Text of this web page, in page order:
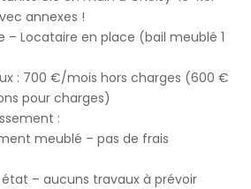
annexes !
Locataire en place (bail meublé 1
: 700 €/mois hors charges (600 €
pour charges)
:
meublé – pas de frais
– aucuns travaux à prévoir